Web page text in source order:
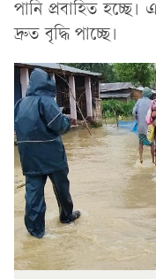
পানি প্রবাহিত
দ্রুত বৃদ্ধি পাচ্ছে।